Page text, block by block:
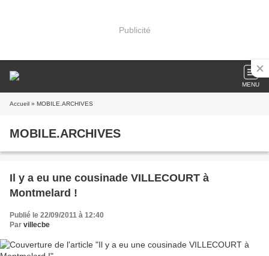
Publicité
MENU
Accueil » MOBILE.ARCHIVES
MOBILE.ARCHIVES
Il y a eu une cousinade VILLECOURT à
Montmelard !
Publié le 22/09/2011 à 12:40
Par villecbe